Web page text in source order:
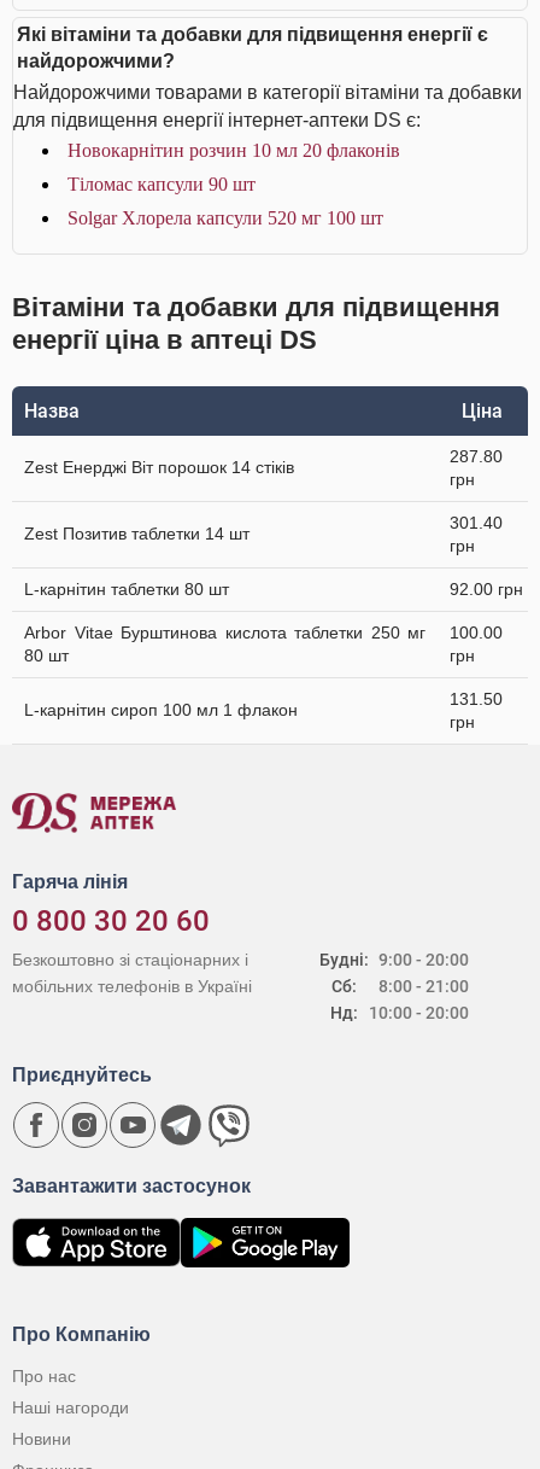
Які вітаміни та добавки для підвищення енергії є
найдорожчими?
Найдорожчими товарами в категорії вітаміни та добавки
для підвищення енергії інтернет-аптеки DS є:
Новокарнітин розчин 10 мл 20 флаконів
Тіломас капсули 90 шт
Solgar Хлорела капсули 520 мг 100 шт
Вітаміни та добавки для підвищення
енергії ціна в аптеці DS
Назва Ціна
Zest Енерджі Віт порошок 14 стіків
287.80
грн
Zest Позитив таблетки 14 шт
301.40
грн
L-карнітин таблетки 80 шт 92.00 грн
Arbor Vitae Бурштинова кислота таблетки 250 мг
80 шт
100.00
грн
L-карнітин сироп 100 мл 1 флакон
131.50
грн
Гаряча лінія
0 800 30 20 60
Будні:
Сб:
Нд:
9:00 - 20:00
8:00 - 21:00
10:00 - 20:00
Безкоштовно зі стаціонарних і
мобільних телефонів в Україні
Про Компанію
Про нас
Наші нагороди
Новини
Завантажити застосунок
Приєднуйтесь